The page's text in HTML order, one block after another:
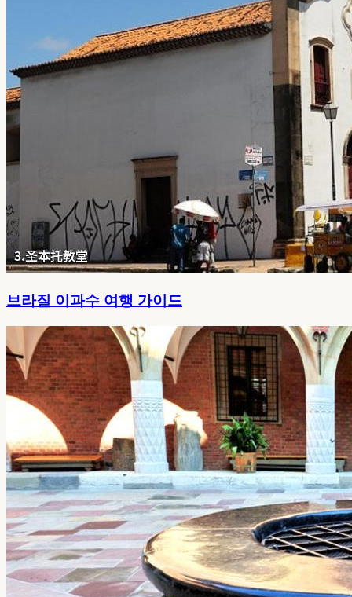
브라질 이과수 여행 가이드